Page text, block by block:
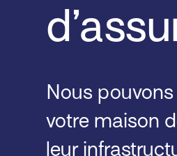
Nous
votre maison
leur